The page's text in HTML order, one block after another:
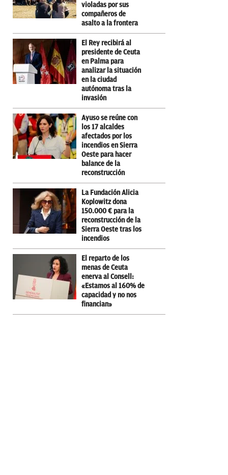
violadas por sus
compañeros de
asalto a la frontera
El Rey recibirá al
presidente de Ceuta
en Palma para
analizar la situación
en la ciudad
autónoma tras la
invasión
Ayuso se reúne con
los 17 alcaldes
afectados por los
incendios en Sierra
Oeste para hacer
balance de la
reconstrucción
La Fundación Alicia
Koplowitz dona
150.000 € para la
reconstrucción de la
Sierra Oeste tras los
incendios
El reparto de los
menas de Ceuta
enerva al Consell:
«Estamos al 160% de
capacidad y no nos
financian»